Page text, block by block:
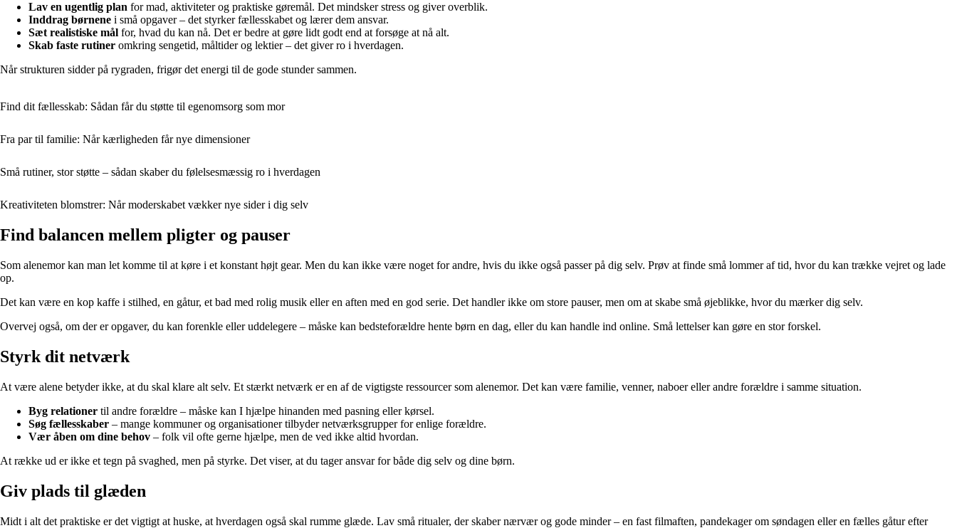
Lav en ugentlig plan for mad, aktiviteter og praktiske gøremål. Det mindsker stress og giver overblik.
Inddrag børnene i små opgaver – det styrker fællesskabet og lærer dem ansvar.
Sæt realistiske mål for, hvad du kan nå. Det er bedre at gøre lidt godt end at forsøge at nå alt.
Skab faste rutiner omkring sengetid, måltider og lektier – det giver ro i hverdagen.
Når strukturen sidder på rygraden, frigør det energi til de gode stunder sammen.
Find dit fællesskab: Sådan får du støtte til egenomsorg som mor
Fra par til familie: Når kærligheden får nye dimensioner
Små rutiner, stor støtte – sådan skaber du følelsesmæssig ro i hverdagen
Kreativiteten blomstrer: Når moderskabet vækker nye sider i dig selv
Find balancen mellem pligter og pauser
Som alenemor kan man let komme til at køre i et konstant højt gear. Men du kan ikke være noget for andre, hvis du ikke også passer på dig selv. Prøv at finde små lommer af tid, hvor du kan trække vejret og lade
op.
Det kan være en kop kaffe i stilhed, en gåtur, et bad med rolig musik eller en aften med en god serie. Det handler ikke om store pauser, men om at skabe små øjeblikke, hvor du mærker dig selv.
Overvej også, om der er opgaver, du kan forenkle eller uddelegere – måske kan bedsteforældre hente børn en dag, eller du kan handle ind online. Små lettelser kan gøre en stor forskel.
Styrk dit netværk
At være alene betyder ikke, at du skal klare alt selv. Et stærkt netværk er en af de vigtigste ressourcer som alenemor. Det kan være familie, venner, naboer eller andre forældre i samme situation.
Byg relationer til andre forældre – måske kan I hjælpe hinanden med pasning eller kørsel.
Søg fællesskaber – mange kommuner og organisationer tilbyder netværksgrupper for enlige forældre.
Vær åben om dine behov – folk vil ofte gerne hjælpe, men de ved ikke altid hvordan.
At række ud er ikke et tegn på svaghed, men på styrke. Det viser, at du tager ansvar for både dig selv og dine børn.
Giv plads til glæden
Midt i alt det praktiske er det vigtigt at huske, at hverdagen også skal rumme glæde. Lav små ritualer, der skaber nærvær og gode minder – en fast filmaften, pandekager om søndagen eller en fælles gåtur efter